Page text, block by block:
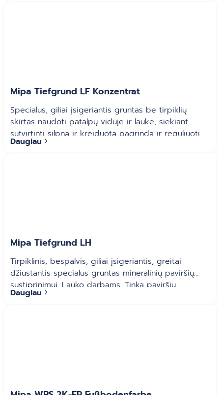
Mipa Tiefgrund LF Konzentrat
Specialus, giliai įsigeriantis gruntas be tirpiklių
skirtas naudoti patalpų viduje ir lauke, siekiant
sutvirtinti silpną ir kreiduotą pagrindą ir reguliuoti
įgeriamumą. Skiedimas: 1 dalis Mipa Tiefgrund LF
Daugiau
Mipa Tiefgrund LH
Tirpiklinis, bespalvis, giliai įsigeriantis, greitai
džiūstantis specialus gruntas mineralinių paviršių
sustiprinimui. Lauko darbams. Tinka paviršių
įgeriamumui reguliuoti. Paruoštas naudojimui.
Daugiau